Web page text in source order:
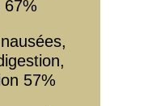
67%
57%